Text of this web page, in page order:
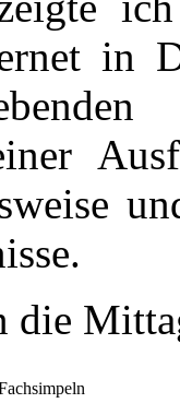
in
die